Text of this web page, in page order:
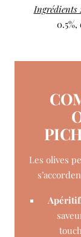
Ingrédients
Les olives